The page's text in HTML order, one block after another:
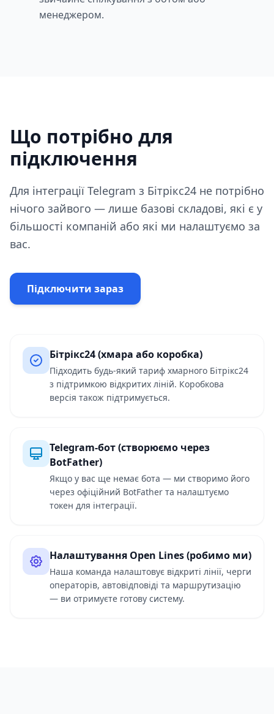
менеджером.
Що потрібно для
підключення
Для інтеграції Telegram з Бітрікс24 не потрібно
нічого зайвого — лише базові складові, які є у
більшості компаній або які ми налаштуємо за
вас.
Підключити зараз
Бітрікс24 (хмара або коробка)
Підходить будь-який тариф хмарного Бітрікс24
з підтримкою відкритих ліній. Коробкова
версія також підтримується.
Telegram-бот (створюємо через
BotFather)
Якщо у вас ще немає бота — ми створимо його
через офіційний BotFather та налаштуємо
токен для інтеграції.
Налаштування Open Lines (робимо ми)
Наша команда налаштовує відкриті лінії, черги
операторів, автовідповіді та маршрутизацію
— ви отримуєте готову систему.